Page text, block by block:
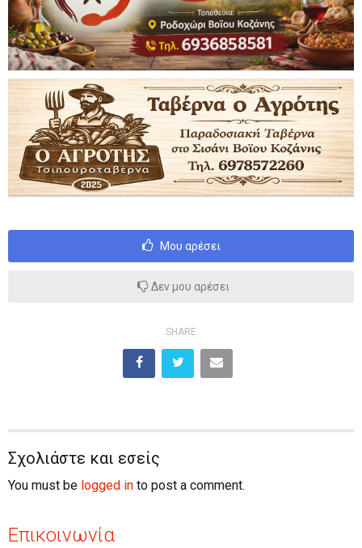
Μου αρέσει
Δεν μου αρέσει
SHARE
Σχολιάστε και εσείς
You must be logged in to post a comment.
Επικοινωνία